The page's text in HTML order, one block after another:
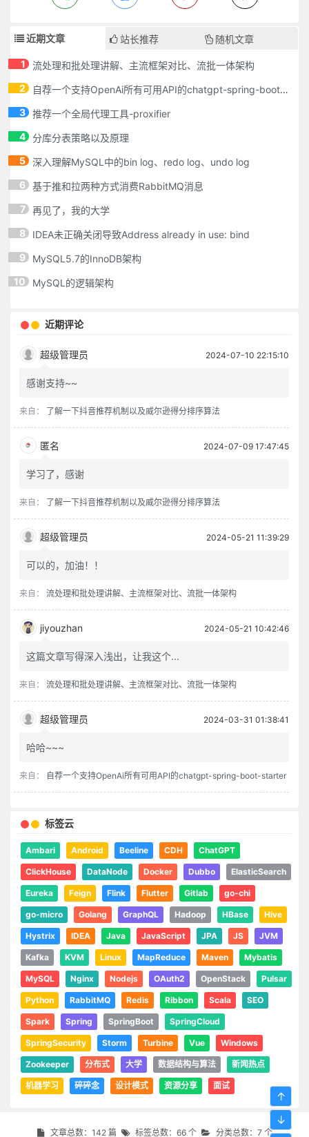
近期文章 站长推荐 随机文章
1
流处理和批处理讲解、主流框架对比、流批一体架构
2
自荐一个支持OpenAi所有可用API的chatgpt-spring-boot-starter
3 推荐一个全局代理工具-proxifier
4
分库分表策略以及原理
5 深入理解MySQL中的bin log、redo log、undo log
6 基于推和拉两种方式消费RabbitMQ消息
7 再见了，我的大学
8
IDEA未正确关闭导致Address already in use: bind
9
MySQL5.7的InnoDB架构
10
MySQL的逻辑架构
近期评论
超级管理员 2024-07-10 22:15:10
感谢支持~~
来自： 了解一下抖音推荐机制以及威尔逊得分排序算法
匿名 2024-07-09 17:47:45
学习了，感谢
来自： 了解一下抖音推荐机制以及威尔逊得分排序算法
超级管理员 2024-05-21 11:39:29
可以的，加油！！
来自： 流处理和批处理讲解、主流框架对比、流批一体架构
jiyouzhan 2024-05-21 10:42:46
这篇文章写得深入浅出，让我这个...
来自： 流处理和批处理讲解、主流框架对比、流批一体架构
超级管理员 2024-03-31 01:38:41
哈哈~~~
来自： 自荐一个支持OpenAi所有可用API的chatgpt-spring-boot-starter
标签云
Ambari Android Beeline CDH ChatGPT
ClickHouse DataNode Docker Dubbo ElasticSearch
Eureka Feign Flink Flutter Gitlab go-chi
go-micro Golang GraphQL Hadoop HBase Hive
Hystrix IDEA Java JavaScript JPA JS JVM
Kafka KVM Linux MapReduce Maven Mybatis
MySQL Nginx Nodejs OAuth2 OpenStack Pulsar
Python RabbitMQ Redis Ribbon Scala SEO
Spark Spring SpringBoot SpringCloud
SpringSecurity Storm Turbine Vue Windows
Zookeeper 分布式 大学 数据结构与算法 新闻热点
机器学习 碎碎念 设计模式 资源分享 面试
文章总数：142 篇 标签总数：66 个 分类总数：7 个
↑
↓